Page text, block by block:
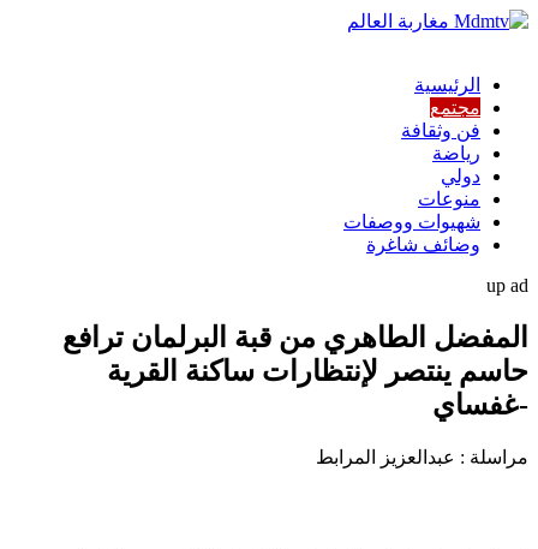
الرئيسية
مجتمع
فن وثقافة
رياضة
دولي
منوعات
شهيوات ووصفات
وضائف شاغرة
up ad
المفضل الطاهري من قبة البرلمان ترافع
حاسم ينتصر لإنتظارات ساكنة القرية
-غفساي
مراسلة : عبدالعزيز المرابط